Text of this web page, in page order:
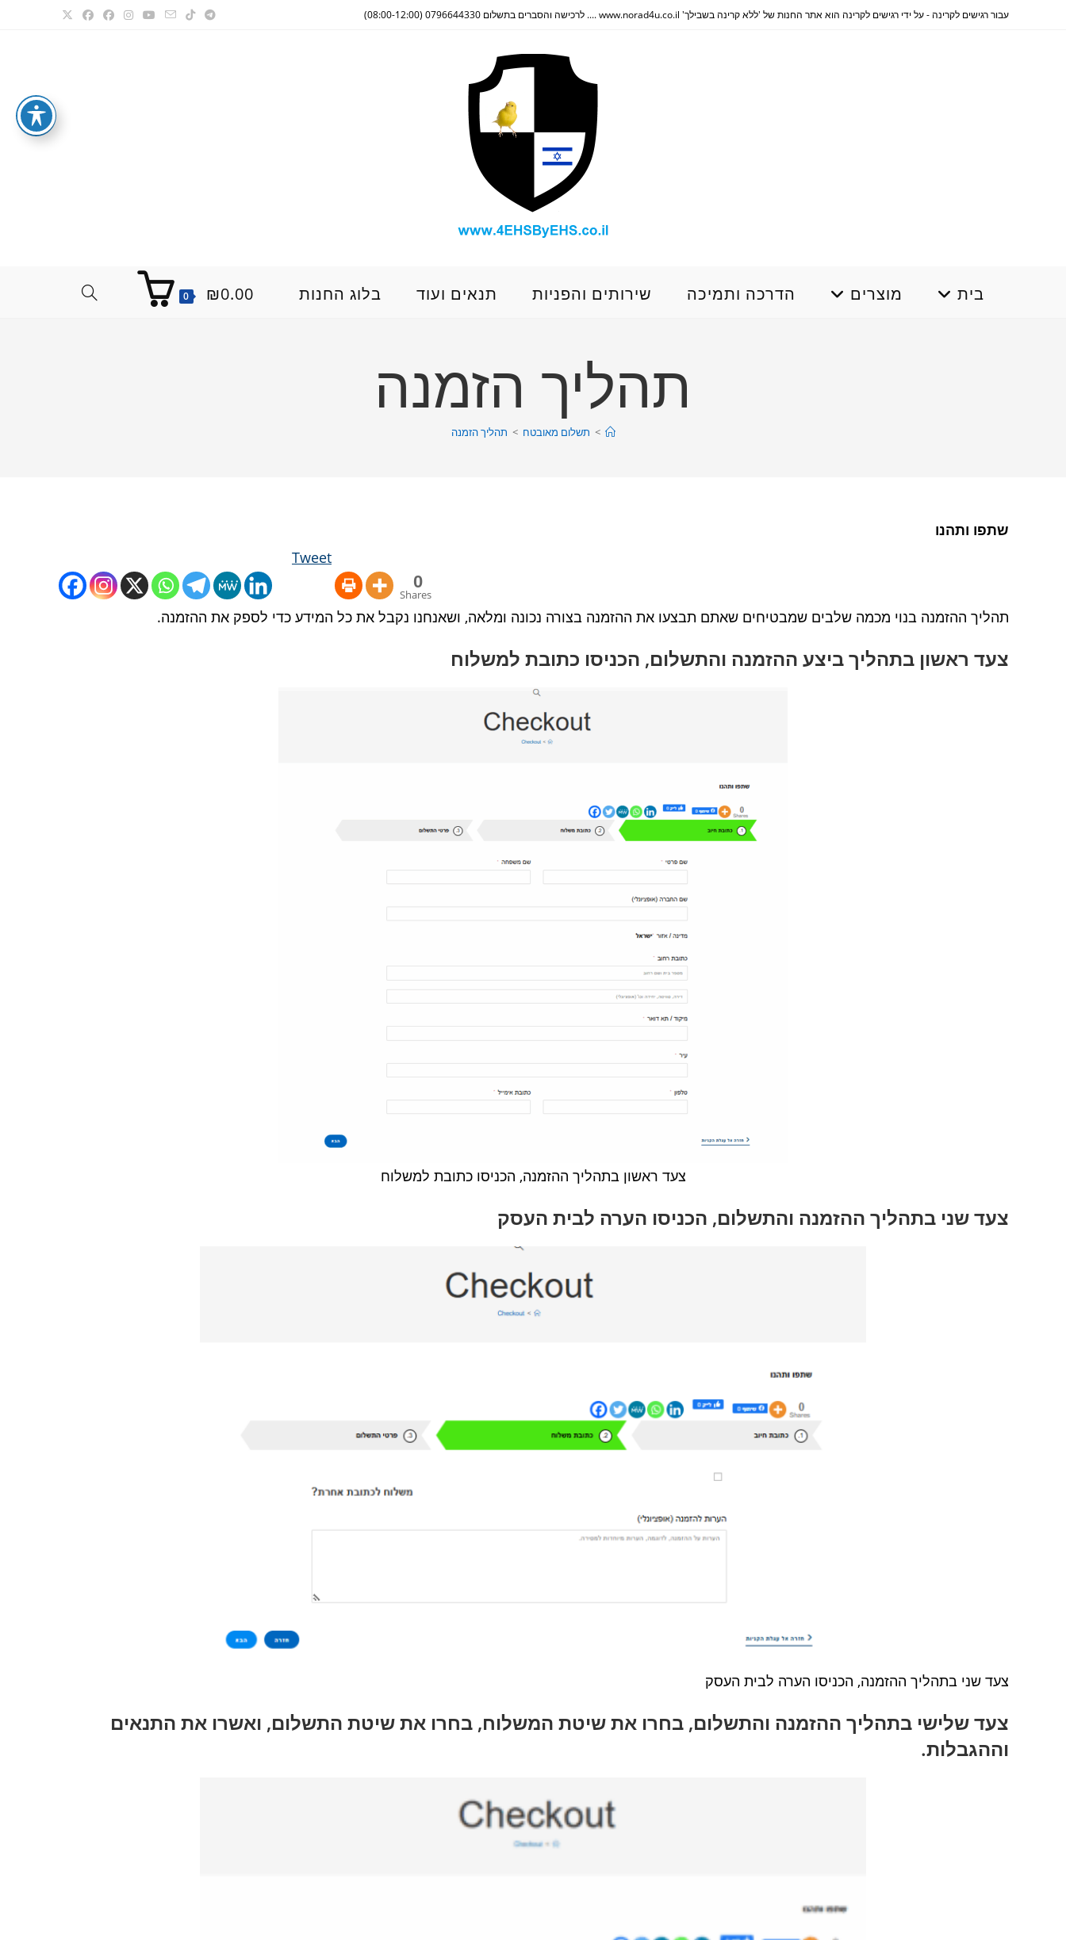
עבור רגישים לקרינה - על ידי רגישים לקרינה הוא אתר החנות של 'ללא קרינה בשבילך' www.norad4u.co.il .... לרכישה והסברים בתשלום 0796644330 (08:00-12:00)
בית מוצרים הדרכה ותמיכה שירותים והפניות תנאים ועוד בלוג החנות 0 ₪0.00
TOGGLE
תהליך הזמנה
> תשלום מאובטח > תהליך הזמנה
שתפו ותהנו
Tweet
0
Shares
תהליך ההזמנה בנוי מכמה שלבים שמבטיחים שאתם תבצעו את ההזמנה בצורה נכונה ומלאה, ושאנחנו נקבל את כל המידע כדי לספק את ההזמנה.
צעד ראשון בתהליך ביצע ההזמנה והתשלום, הכניסו כתובת למשלוח
צעד ראשון בתהליך ההזמנה, הכניסו כתובת למשלוח
צעד שני בתהליך ההזמנה והתשלום, הכניסו הערה לבית העסק
צעד שני בתהליך ההזמנה, הכניסו הערה לבית העסק
צעד שלישי בתהליך ההזמנה והתשלום, בחרו את שיטת המשלוח, בחרו את שיטת התשלום, ואשרו את התנאים
וההגבלות.